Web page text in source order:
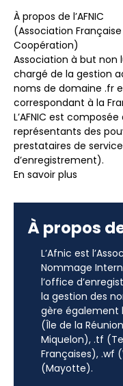
À propos de l’AFNIC
(Association
Coopération)
Association à but non
chargé de la gestion
noms de domaine .fr
correspondant à la
L’AFNIC est
représentants des
prestataires de
d’enregistrement).
En savoir plus
À propos
L’Afnic est
Nommage
l’office
la gestion des
gère également
(Île de la
Miquelon), .tf
Françaises), .wf
(Mayotte).